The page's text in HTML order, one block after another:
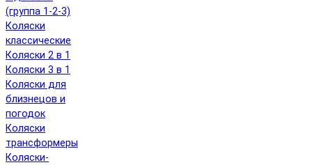
(группа 1-2-3)
Коляски
классические
Коляски 2 в 1
Коляски 3 в 1
Коляски для
близнецов и
погодок
Коляски
трансформеры
Коляски-